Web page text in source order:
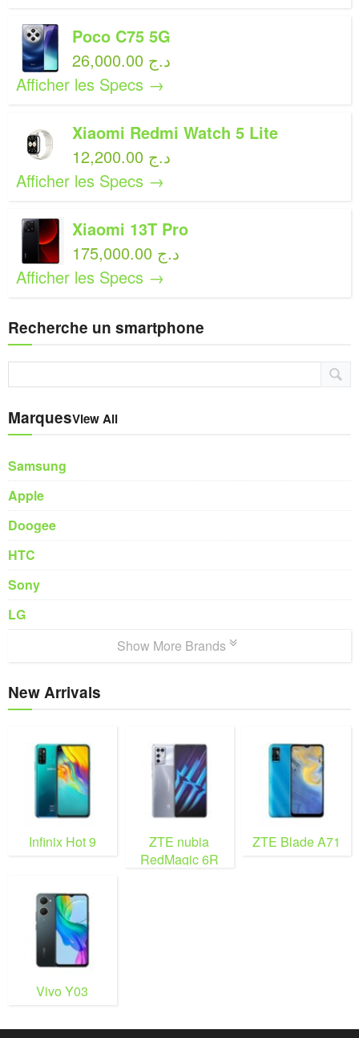
Poco C75 5G
26,000.00 د.ج
Afficher les Specs →
Xiaomi Redmi Watch 5 Lite
12,200.00 د.ج
Afficher les Specs →
Xiaomi 13T Pro
175,000.00 د.ج
Afficher les Specs →
Recherche un smartphone
MarquesView All
Samsung
Apple
Doogee
HTC
Sony
LG
Show More Brands
New Arrivals
Infinix Hot 9
ZTE nubia
RedMagic 6R
ZTE Blade A71
Vivo Y03